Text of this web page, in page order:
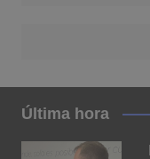
Última hora